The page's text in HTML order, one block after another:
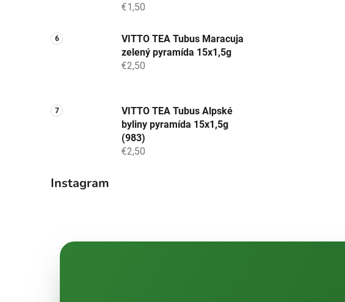
€1,50
VITTO TEA Tubus Maracuja
zelený pyramída 15x1,5g
€2,50
VITTO TEA Tubus Alpské
byliny pyramída 15x1,5g
(983)
€2,50
Instagram